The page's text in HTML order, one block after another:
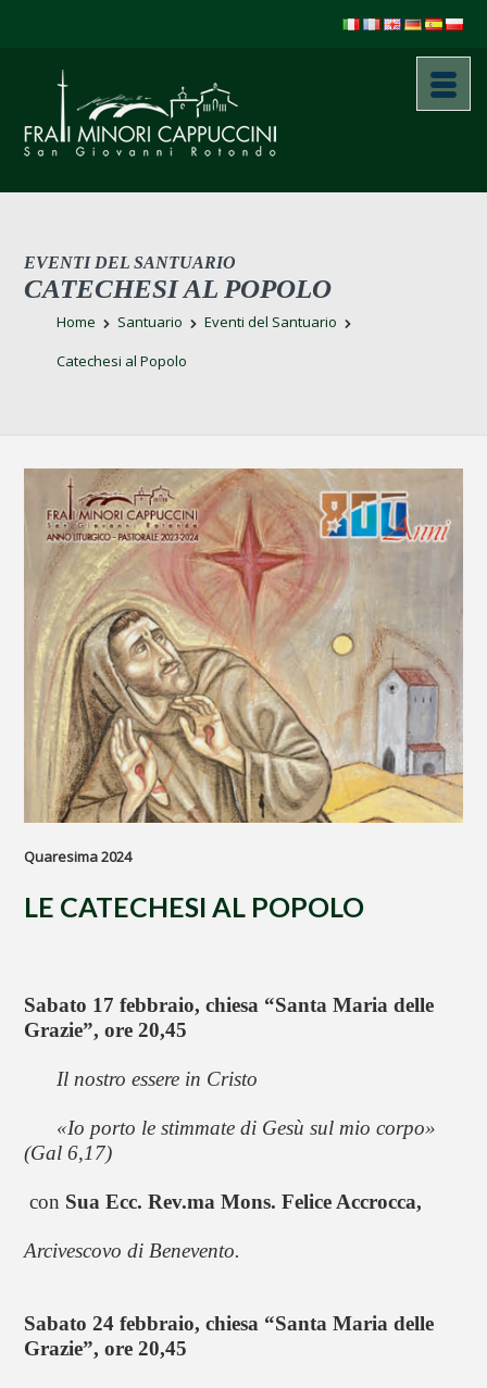
EVENTI DEL SANTUARIO
CATECHESI AL POPOLO
Home Santuario
Eventi del Santuario
Catechesi al Popolo
Quaresima 2024
LE CATECHESI AL POPOLO
Sabato 17 febbraio, chiesa “Santa Maria delle
Grazie”, ore 20,45
Il nostro essere in Cristo
«Io porto le stimmate di Gesù sul mio corpo»
(Gal 6,17)
con Sua Ecc. Rev.ma Mons. Felice Accrocca,
Arcivescovo di Benevento.
Sabato 24 febbraio, chiesa “Santa Maria delle
Grazie”, ore 20,45